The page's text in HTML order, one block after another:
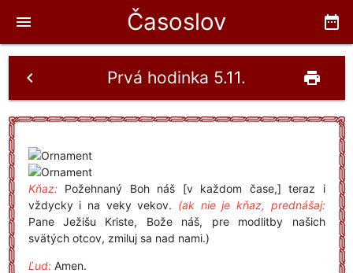
Časoslov date_range
menu
Prvá hodinka 5.11.
chevron_left print
Kňaz:Požehnaný Boh náš [v každom čase,] teraz i
vždycky i na veky vekov. (ak nie je kňaz, prednášaj:
Pane Ježišu Kriste, Bože náš, pre modlitby našich
svätých otcov, zmiluj sa nad nami.)
Ľud:Amen.